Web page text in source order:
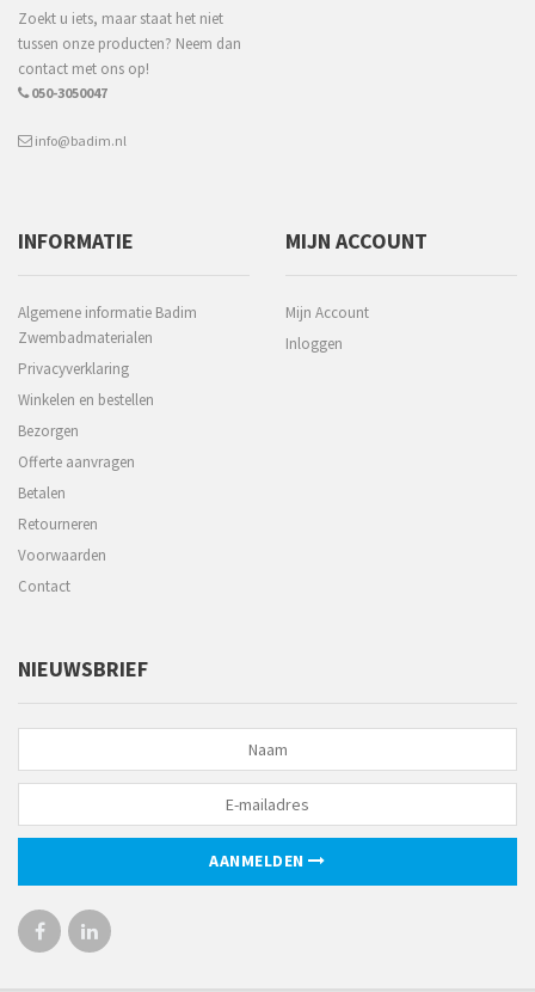
Zoekt u iets, maar staat het niet
tussen onze producten? Neem dan
contact met ons op!
050-3050047
info@badim.nl
INFORMATIE
Algemene informatie Badim
Zwembadmaterialen
Privacyverklaring
Winkelen en bestellen
Bezorgen
Offerte aanvragen
Betalen
Retourneren
Voorwaarden
Contact
MIJN ACCOUNT
Mijn Account
Inloggen
NIEUWSBRIEF
AANMELDEN